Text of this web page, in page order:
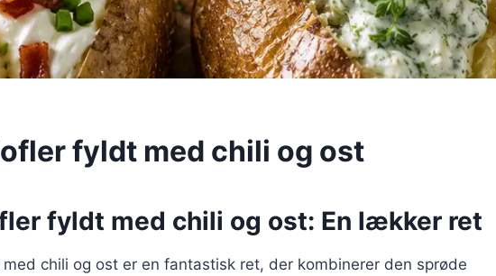
fyldt med chili og ost
fyldt med chili og ost: En lækker ret
chili og ost er en fantastisk ret, der kombinerer den sprøde